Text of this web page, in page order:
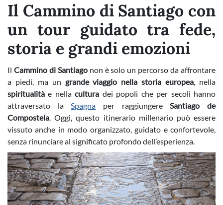
Il Cammino di Santiago con
un tour guidato tra fede,
storia e grandi emozioni
Il Cammino di Santiagonon è solo un percorso da affrontare
a piedi, ma un grande viaggio nella storia europea, nella
spiritualitàe nellacultura dei popoli che per secoli hanno
attraversato laSpagna per raggiungereSantiago de
Compostela. Oggi, questo itinerario millenario può essere
vissuto anche in modo organizzato, guidato e confortevole,
senza rinunciare al significato profondo dell’esperienza.